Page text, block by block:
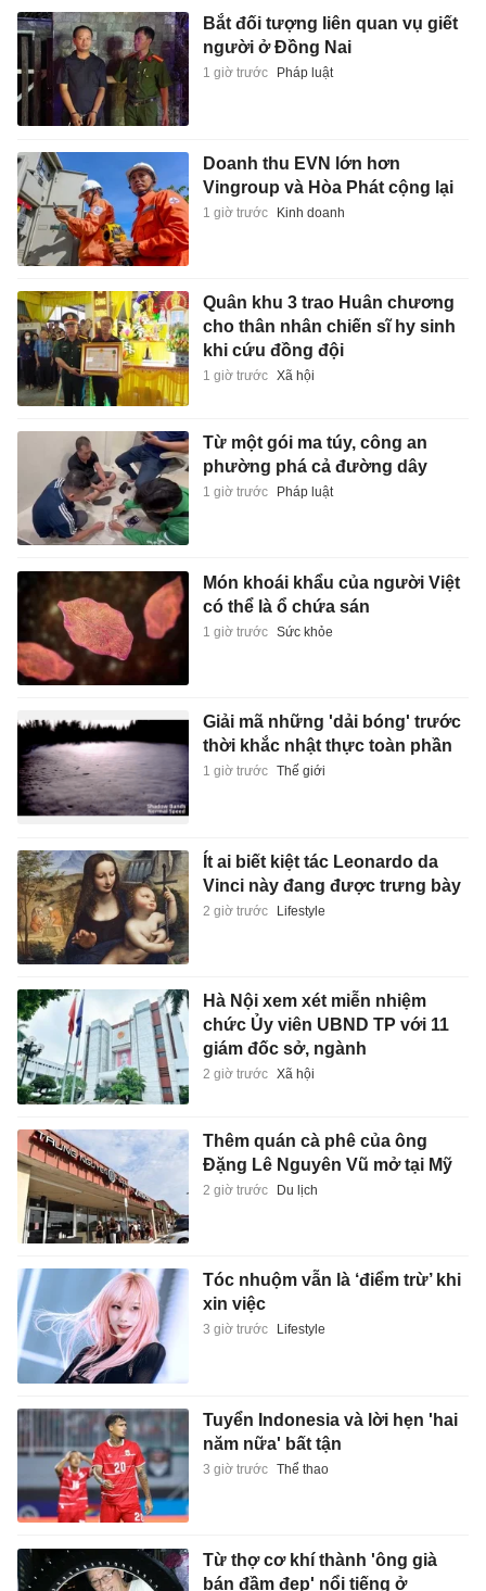
Bắt đối tượng liên quan vụ giết
người ở Đồng Nai
1 giờ trước Pháp luật
Doanh thu EVN lớn hơn
Vingroup và Hòa Phát cộng lại
1 giờ trước Kinh doanh
Quân khu 3 trao Huân chương
cho thân nhân chiến sĩ hy sinh
khi cứu đồng đội
1 giờ trước Xã hội
Từ một gói ma túy, công an
phường phá cả đường dây
1 giờ trước Pháp luật
Món khoái khẩu của người Việt
có thể là ổ chứa sán
1 giờ trước Sức khỏe
Giải mã những 'dải bóng' trước
thời khắc nhật thực toàn phần
1 giờ trước Thế giới
Ít ai biết kiệt tác Leonardo da
Vinci này đang được trưng bày
2 giờ trước Lifestyle
Hà Nội xem xét miễn nhiệm
chức Ủy viên UBND TP với 11
giám đốc sở, ngành
2 giờ trước Xã hội
Thêm quán cà phê của ông
Đặng Lê Nguyên Vũ mở tại Mỹ
2 giờ trước Du lịch
Tóc nhuộm vẫn là ‘điểm trừ’ khi
xin việc
3 giờ trước Lifestyle
Tuyển Indonesia và lời hẹn 'hai
năm nữa' bất tận
3 giờ trước Thể thao
Từ thợ cơ khí thành 'ông già
bán đầm đẹp' nổi tiếng ở